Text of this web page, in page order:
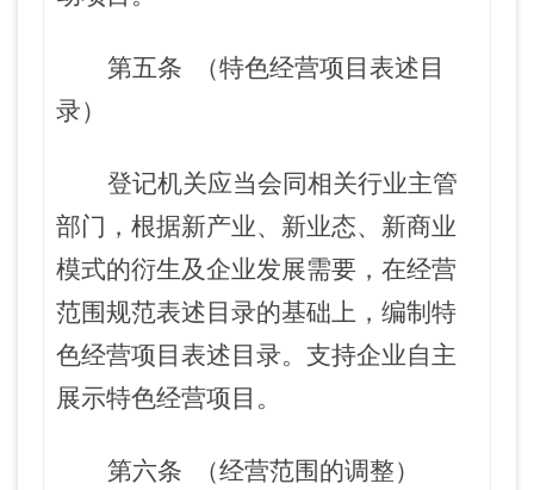
第五条
（特色经营项目表述目
录）
登记机关应当会同相关行业主管
部门，根据新产业、新业态、新商业
模式的衍生及企业发展需要，在经营
范围规范表述目录的基础上，编制特
色经营项目表述目录。支持企业自主
展示特色经营项目。
第六条 （经营范围的调整）